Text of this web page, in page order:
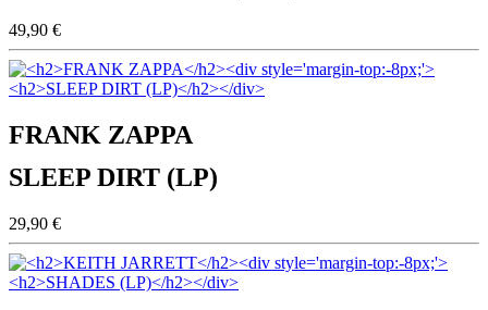
49,90 €
FRANK ZAPPA
SLEEP DIRT (LP)
29,90 €